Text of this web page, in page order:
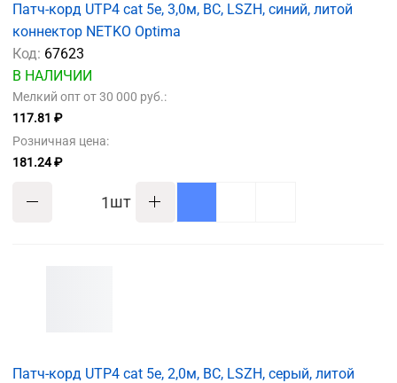
Патч-корд UTP4 cat 5e, 3,0м, ВС, LSZH, синий, литой
коннектор NETKO Optima
Код: 67623
В НАЛИЧИИ
Мелкий опт от 30 000 руб.:
117.81 ₽
Розничная цена:
181.24 ₽
шт
Патч-корд UTP4 cat 5e, 2,0м, BC, LSZH, серый, литой